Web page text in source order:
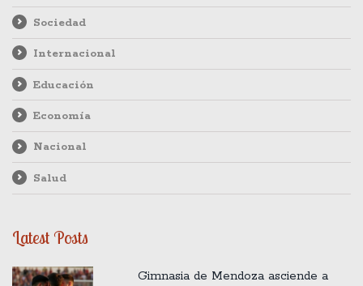
Sociedad
Internacional
Educación
Economía
Nacional
Salud
Latest Posts
Gimnasia de Mendoza asciende a